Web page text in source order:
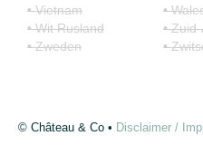
• Vietnam
•
• Wit Rusland
•
• Zweden
•
© Château & Co • Disclaimer /